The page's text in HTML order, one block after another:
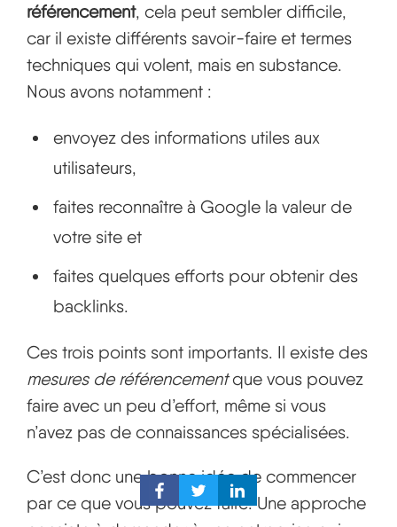
référencement, cela peut sembler difficile,
car il existe différents savoir-faire et termes
techniques qui volent, mais en substance.
Nous avons notamment :
envoyez des informations utiles aux
utilisateurs,
faites reconnaître à Google la valeur de
votre site et
faites quelques efforts pour obtenir des
backlinks.
Ces trois points sont importants. Il existe des
mesures de référencementque vous pouvez
faire avec un peu d’effort, même si vous
n’avez pas de connaissances spécialisées.
C’est donc une bonne idée de commencer
par ce que vous pouvez faire. Une approche